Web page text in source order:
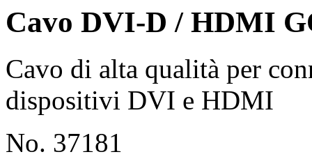
Cavo DVI-D / HDMI
Cavo di alta qualità per
dispositivi DVI e HDMI
No. 37181